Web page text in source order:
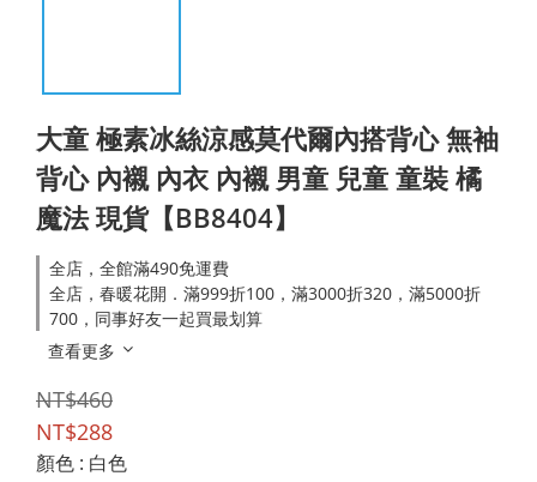
大童 極素冰絲涼感莫代爾內搭背心 無袖
背心 內襯 內衣 內襯 男童 兒童 童裝 橘
魔法 現貨【BB8404】
全店，全館滿490免運費
全店，春暖花開．滿999折100，滿3000折320，滿5000折
700，同事好友一起買最划算
查看更多
NT$460
NT$288
顏色 : 白色